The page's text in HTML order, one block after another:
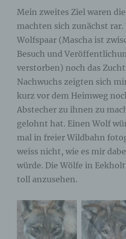
Mein zweites Ziel waren
machten sich zunächst rar.
Wolfspaar (Mascha ist
Besuch und
verstorben) noch das
Nachwuchs zeigten sich
kurz vor dem Heimweg
Abstecher zu ihnen zu
gelohnt hat. Einen Wolf
mal in freier Wildbahn
weiss nicht, wie es mir
würde. Die Wölfe in
toll anzusehen.